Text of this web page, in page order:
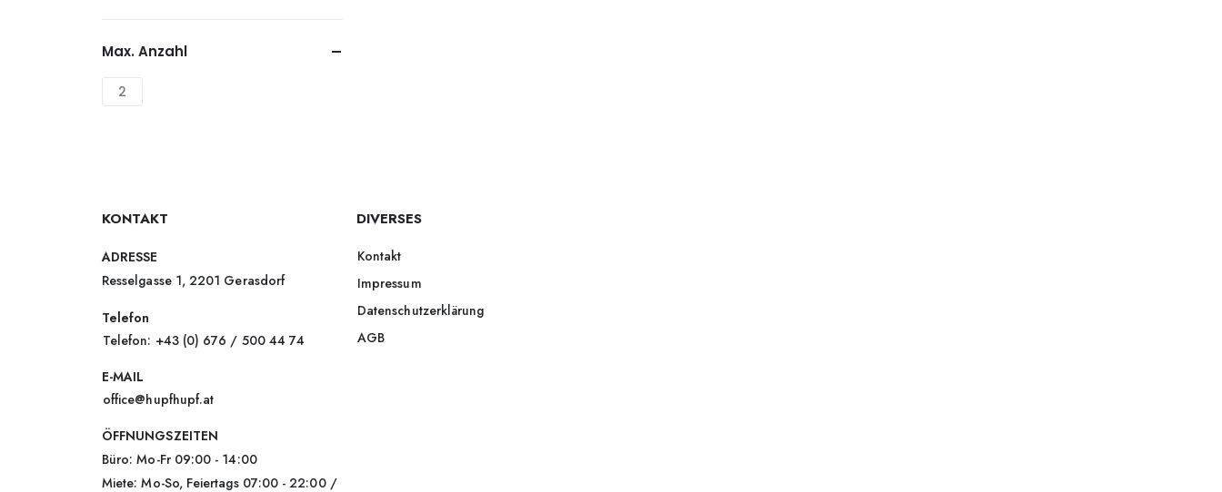
Max. Anzahl
2
KONTAKT
ADRESSE
Resselgasse 1, 2201 Gerasdorf
Telefon
Telefon: +43 (0) 676 / 500 44 74
E-MAIL
office@hupfhupf.at
ÖFFNUNGSZEITEN
Büro: Mo-Fr 09:00 - 14:00
Miete: Mo-So, Feiertags 07:00 - 22:00 /
DIVERSES
Kontakt
Impressum
Datenschutzerklärung
AGB